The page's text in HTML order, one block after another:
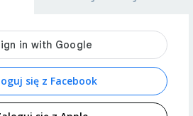
się z Facebook